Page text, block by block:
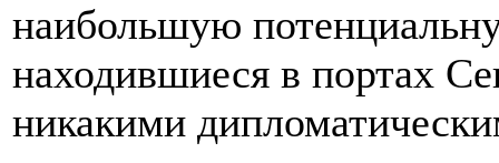
наибольшую
находившиеся в портах
никакими